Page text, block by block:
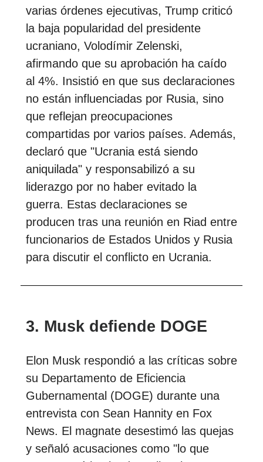
varias órdenes ejecutivas, Trump criticó
la baja popularidad del presidente
ucraniano, Volodímir Zelenski,
afirmando que su aprobación ha caído
al 4%. Insistió en que sus declaraciones
no están influenciadas por Rusia, sino
que reflejan preocupaciones
compartidas por varios países. Además,
declaró que "Ucrania está siendo
aniquilada" y responsabilizó a su
liderazgo por no haber evitado la
guerra. Estas declaraciones se
producen tras una reunión en Riad entre
funcionarios de Estados Unidos y Rusia
para discutir el conflicto en Ucrania.
3. Musk defiende DOGE
Elon Musk respondió a las críticas sobre
su Departamento de Eficiencia
Gubernamental (DOGE) durante una
entrevista con Sean Hannity en Fox
News. El magnate desestimó las quejas
y señaló acusaciones como "lo que